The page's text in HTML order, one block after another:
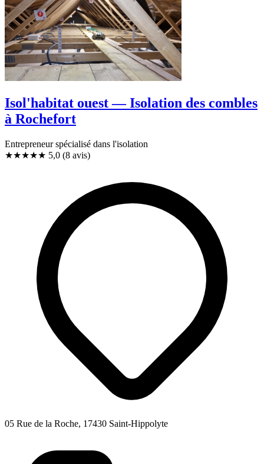
Isol'habitat ouest — Isolation des combles
à Rochefort
Entrepreneur spécialisé dans l'isolation
★★★★★ 5,0 (8 avis)
05 Rue de la Roche, 17430 Saint-Hippolyte